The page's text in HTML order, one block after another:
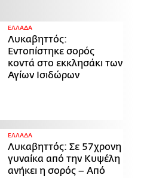
ΕΛΛΑΔΑ
Λυκαβηττός:
Εντοπίστηκε σορός
κοντά στο εκκλησάκι των
Αγίων Ισιδώρων
ΕΛΛΑΔΑ
Λυκαβηττός: Σε 57χρονη
γυναίκα από την Κυψέλη
ανήκει η σορός – Από